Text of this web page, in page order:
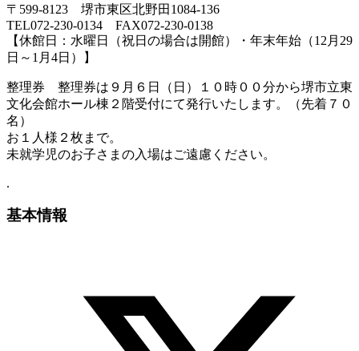
〒599-8123 堺市東区北野田1084-136
TEL072-230-0134 FAX072-230-0138
【休館日：水曜日（祝日の場合は開館）・年末年始（12月29
日～1月4日）】
整理券 整理券は９月６日（日）１０時００分から堺市立東
文化会館ホール棟２階受付にて発行いたします。（先着７０
名）
お１人様２枚まで。
未就学児のお子さまの入場はご遠慮ください。
.
基本情報